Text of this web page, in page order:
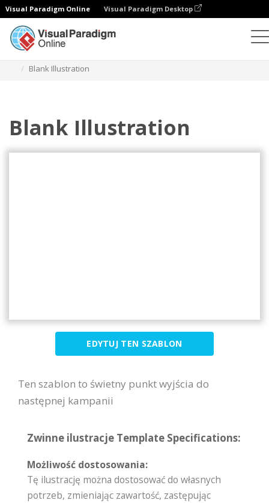
Visual Paradigm Online Visual Paradigm Desktop
Blank Illustration
Blank Illustration
EDYTUJ TEN SZABLON
Ten szablon to świetny punkt wyjścia do
następnej kampanii
Zwinne ilustracje Template Specifications:
Możliwość dostosowania:
Tę ilustrację można dostosować do własnych
potrzeb, zmieniając zawartość, zastępując